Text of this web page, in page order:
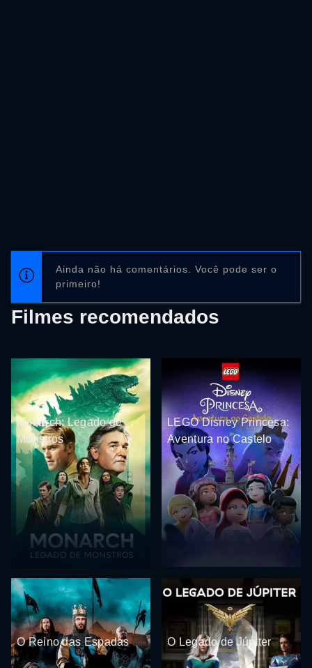
Ainda não há comentários. Você pode ser o
primeiro!
Filmes recomendados
Monarch: Legado de
Monstros
LEGO Disney Princesa:
Aventura no Castelo
O Reino das Espadas O Legado de Júpiter